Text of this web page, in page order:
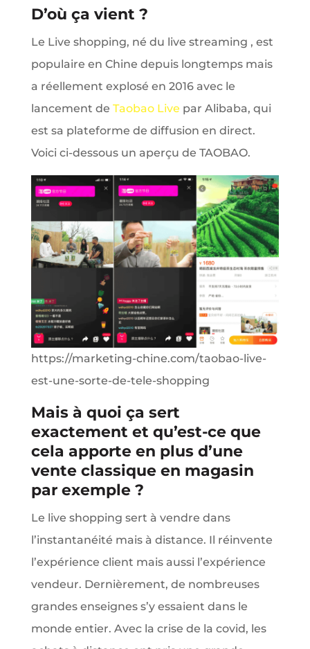
D’où ça vient ?
Le Live shopping, né du live streaming , est
populaire en Chine depuis longtemps mais
a réellement explosé en 2016 avec le
lancement de Taobao Live par Alibaba, qui
est sa plateforme de diffusion en direct.
Voici ci-dessous un aperçu de TAOBAO.
https://marketing-chine.com/taobao-live-
est-une-sorte-de-tele-shopping
Mais à quoi ça sert
exactement et qu’est-ce que
cela apporte en plus d’une
vente classique en magasin
par exemple ?
Le live shopping sert à vendre dans
l’instantanéité mais à distance. Il réinvente
l’expérience client mais aussi l’expérience
vendeur. Dernièrement, de nombreuses
grandes enseignes s’y essaient dans le
monde entier. Avec la crise de la covid, les